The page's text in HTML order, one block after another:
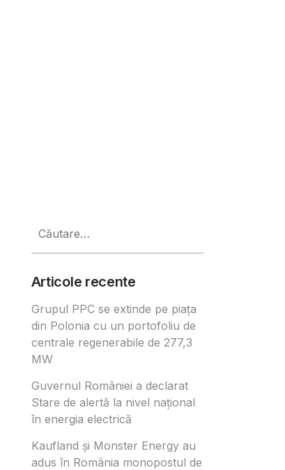
CEE
după:
Articole recente
Grupul PPC se extinde pe piața
din Polonia cu un portofoliu de
centrale regenerabile de 277,3
MW
Guvernul României a declarat
Stare de alertă la nivel național
în energia electrică
Kaufland și Monster Energy au
adus în România monopostul de